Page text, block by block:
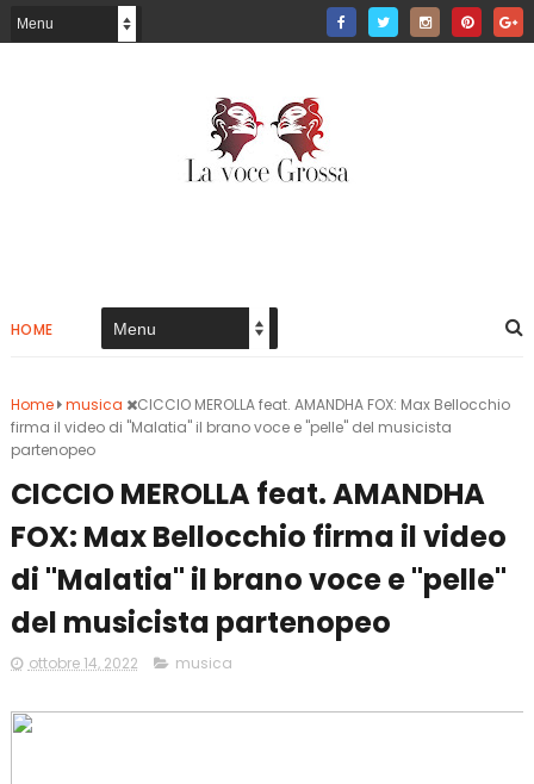
HOME
Home musica
CICCIO MEROLLA feat. AMANDHA FOX: Max Bellocchio
firma il video di "Malatia" il brano voce e "pelle" del musicista
partenopeo
CICCIO MEROLLA feat. AMANDHA
FOX: Max Bellocchio firma il video
di "Malatia" il brano voce e "pelle"
del musicista partenopeo
ottobre 14, 2022 musica